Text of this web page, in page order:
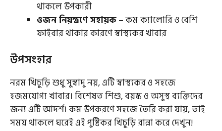
থাকলে উপকারী
ওজন নিয়ন্ত্রণে সহায়ক– কম ক্যালোরি ও বেশি
ফাইবার থাকার কারণে স্বাস্থ্যকর খাবার
উপসংহার
নরম খিচুড়ি শুধু সুস্বাদু নয়, এটি স্বাস্থ্যকর ও সহজে
হজমযোগ্য খাবার। বিশেষত শিশু, বয়স্ক ও অসুস্থ ব্যক্তিদের
জন্য এটি আদর্শ। কম উপকরণে সহজে তৈরি করা যায়, তাই
সময় থাকলে ঘরেই এই পুষ্টিকর খিচুড়ি রান্না করে দেখুন!